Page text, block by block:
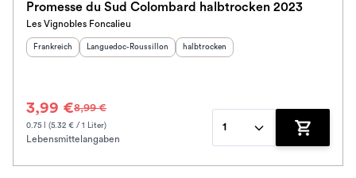
Promesse du Sud Colombard halbtrocken 2023
Les Vignobles Foncalieu
Herkunftsland
Frankreich Herkunftsregion:
Languedoc-Roussillon Geschmack:
halbtrocken
3,99 €8,99 €
0.75 l (5.32 € / 1 Liter)
Lebensmittelangaben
1
Zum